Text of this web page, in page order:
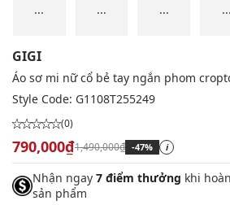
... ... ... ...
GIGI
Áo sơ mi nữ cổ bẻ tay ngắn phom
Style Code: G1108T255249
(0)
790,000₫1,490,000₫ -47% i
Nhận ngay 7 điểm thưởng khi
sản phẩm